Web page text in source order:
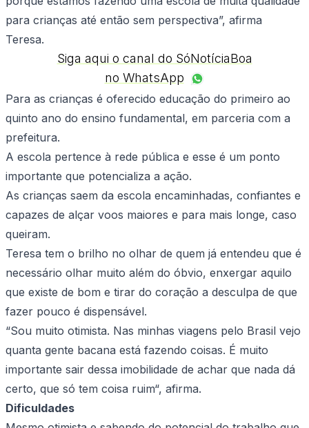
para crianças até então sem perspectiva”, afirma
Teresa.
Siga aqui o canal do SóNotíciaBoa
no WhatsApp
Para as crianças é oferecido educação do primeiro ao
quinto ano do ensino fundamental, em parceria com a
prefeitura.
A escola pertence à rede pública e esse é um ponto
importante que potencializa a ação.
As crianças saem da escola encaminhadas, confiantes e
capazes de alçar voos maiores e para mais longe, caso
queiram.
Teresa tem o brilho no olhar de quem já entendeu que é
necessário olhar muito além do óbvio, enxergar aquilo
que existe de bom e tirar do coração a desculpa de que
fazer pouco é dispensável.
“Sou muito otimista. Nas minhas viagens pelo Brasil vejo
quanta gente bacana está fazendo coisas. É muito
importante sair dessa imobilidade de achar que nada dá
certo, que só tem coisa ruim“, afirma.
Dificuldades